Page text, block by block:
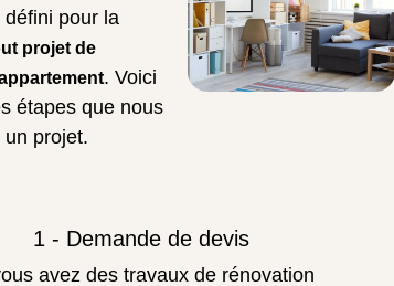
pour la
projet de
. Voici
étapes que nous
projet.
1 - Demande de devis
avez des travaux de rénovation